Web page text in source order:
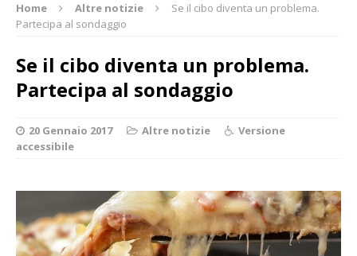
Home Altre notizie
Se il cibo diventa un problema.
Partecipa al sondaggio
Se il cibo diventa un problema.
Partecipa al sondaggio
20 Gennaio 2017 Altre notizie
Versione
accessibile